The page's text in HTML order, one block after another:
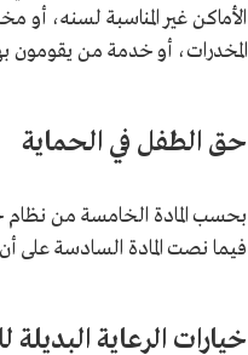
الأماكن غير المناسبة لسنه، أو
المخدرات، أو خدمة من يقومون
حق الطفل في الحماية
بحسب المادة الخامسة من نظام
فيما نصت المادة السادسة على
خيارات الرعاية البديلة